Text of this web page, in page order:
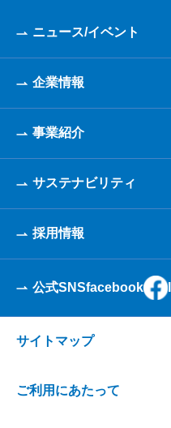
ニュース/イベント
企業情報
事業紹介
サステナビリティ
採用情報
公式SNSfacebook
サイトマップ
ご利用にあたって